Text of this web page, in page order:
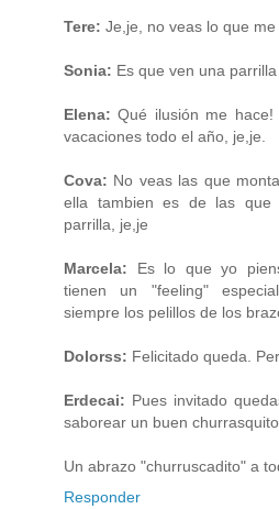
Tere: Je,je, no veas lo que
Sonia: Es que ven una
Elena: Qué ilusión me
vacaciones todo el año, je,je.
Cova: No veas las que
ella tambien es de las que
parrilla, je,je
Marcela: Es lo que yo
tienen un "feeling"
siempre los pelillos de los
Dolorss: Felicitado queda.
Erdecai: Pues invitado
saborear un buen
Un abrazo "churruscadito" a
Responder